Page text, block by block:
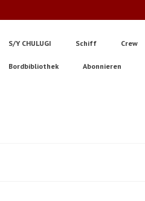
S/Y CHULUGI Schiff Crew
Bordbibliothek Abonnieren